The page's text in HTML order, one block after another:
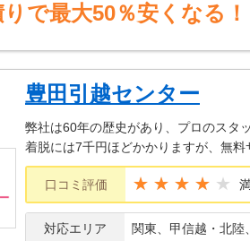
で最大50％安くなる！
豊田引越センター
弊社は60年の歴史があり、プロのスタ
着脱には7千円ほどかかりますが、無
口コミ評価 ★★★★
対応エリア 関東、甲信越・北陸